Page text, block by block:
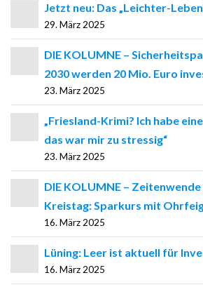
Jetzt neu: Das „Leichter-
29. März 2025
DIE KOLUMNE –
2030 werden 20 Mio. Euro
23. März 2025
„Friesland-Krimi? Ich habe
das war mir zu stressig“
23. März 2025
DIE KOLUMNE –
Kreistag: Sparkurs mit
16. März 2025
Lüning: Leer ist aktuell für
16. März 2025